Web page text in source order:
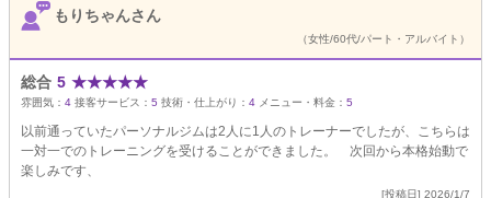
もりちゃんさん
（女性/60代/パート・アルバイト）
総合 5 ★★★★★
雰囲気： 4 接客サービス： 5 技術・仕上がり： 4 メニュー・料金： 5
以前通っていたパーソナルジムは2人に1人のトレーナーでしたが、こちらは
一対一でのトレーニングを受けることができました。 次回から本格始動で
楽しみです、
[投稿日] 2026/1/7